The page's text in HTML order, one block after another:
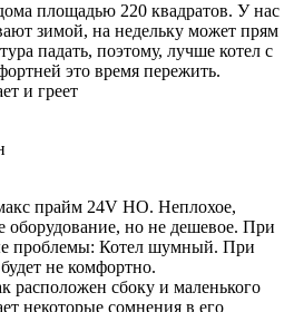
площадью 220 квадратов. У нас
зимой, на недельку может прям
падать, поэтому, лучше котел с
это время пережить.
и греет
прайм 24V HO. Неплохое,
оборудование, но не дешевое. При
проблемы: Котел шумный. При
не комфортно.
расположен сбоку и маленького
некоторые сомнения в его